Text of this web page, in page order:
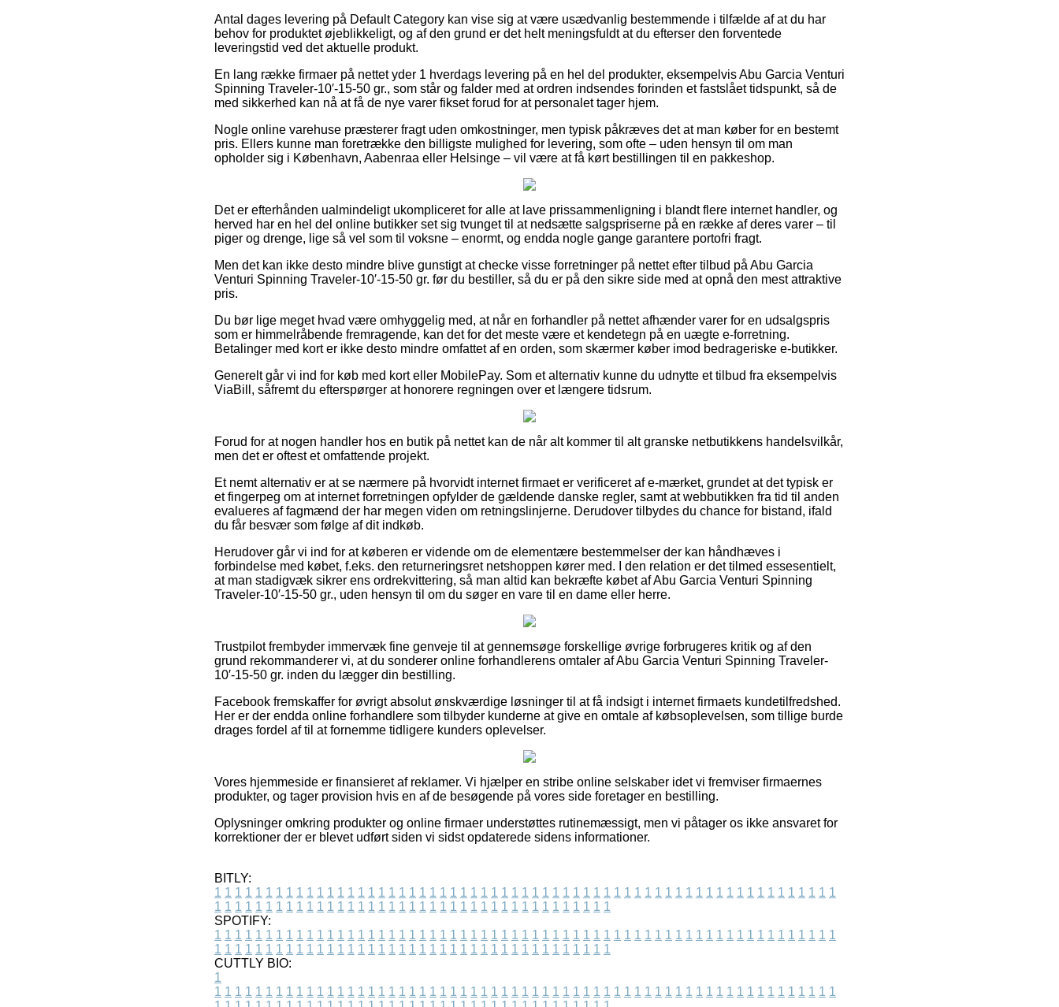
Antal dages levering på Default Category kan vise sig at være usædvanlig bestemmende i tilfælde af at du har
behov for produktet øjeblikkeligt, og af den grund er det helt meningsfuldt at du efterser den forventede
leveringstid ved det aktuelle produkt.
En lang række firmaer på nettet yder 1 hverdags levering på en hel del produkter, eksempelvis Abu Garcia Venturi
Spinning Traveler-10′-15-50 gr., som står og falder med at ordren indsendes forinden et fastslået tidspunkt, så de
med sikkerhed kan nå at få de nye varer fikset forud for at personalet tager hjem.
Nogle online varehuse præsterer fragt uden omkostninger, men typisk påkræves det at man køber for en bestemt
pris. Ellers kunne man foretrække den billigste mulighed for levering, som ofte – uden hensyn til om man
opholder sig i København, Aabenraa eller Helsinge – vil være at få kørt bestillingen til en pakkeshop.
Det er efterhånden ualmindeligt ukompliceret for alle at lave prissammenligning i blandt flere internet handler, og
herved har en hel del online butikker set sig tvunget til at nedsætte salgspriserne på en række af deres varer – til
piger og drenge, lige så vel som til voksne – enormt, og endda nogle gange garantere portofri fragt.
Men det kan ikke desto mindre blive gunstigt at checke visse forretninger på nettet efter tilbud på Abu Garcia
Venturi Spinning Traveler-10′-15-50 gr. før du bestiller, så du er på den sikre side med at opnå den mest attraktive
pris.
Du bør lige meget hvad være omhyggelig med, at når en forhandler på nettet afhænder varer for en udsalgspris
som er himmelråbende fremragende, kan det for det meste være et kendetegn på en uægte e-forretning.
Betalinger med kort er ikke desto mindre omfattet af en orden, som skærmer køber imod bedrageriske e-butikker.
Generelt går vi ind for køb med kort eller MobilePay. Som et alternativ kunne du udnytte et tilbud fra eksempelvis
ViaBill, såfremt du efterspørger at honorere regningen over et længere tidsrum.
Forud for at nogen handler hos en butik på nettet kan de når alt kommer til alt granske netbutikkens handelsvilkår,
men det er oftest et omfattende projekt.
Et nemt alternativ er at se nærmere på hvorvidt internet firmaet er verificeret af e-mærket, grundet at det typisk er
et fingerpeg om at internet forretningen opfylder de gældende danske regler, samt at webbutikken fra tid til anden
evalueres af fagmænd der har megen viden om retningslinjerne. Derudover tilbydes du chance for bistand, ifald
du får besvær som følge af dit indkøb.
Herudover går vi ind for at køberen er vidende om de elementære bestemmelser der kan håndhæves i
forbindelse med købet, f.eks. den returneringsret netshoppen kører med. I den relation er det tilmed essesentielt,
at man stadigvæk sikrer ens ordrekvittering, så man altid kan bekræfte købet af Abu Garcia Venturi Spinning
Traveler-10′-15-50 gr., uden hensyn til om du søger en vare til en dame eller herre.
Trustpilot frembyder immervæk fine genveje til at gennemsøge forskellige øvrige forbrugeres kritik og af den
grund rekommanderer vi, at du sonderer online forhandlerens omtaler af Abu Garcia Venturi Spinning Traveler-
10′-15-50 gr. inden du lægger din bestilling.
Facebook fremskaffer for øvrigt absolut ønskværdige løsninger til at få indsigt i internet firmaets kundetilfredshed.
Her er der endda online forhandlere som tilbyder kunderne at give en omtale af købsoplevelsen, som tillige burde
drages fordel af til at fornemme tidligere kunders oplevelser.
Vores hjemmeside er finansieret af reklamer. Vi hjælper en stribe online selskaber idet vi fremviser firmaernes
produkter, og tager provision hvis en af de besøgende på vores side foretager en bestilling.
Oplysninger omkring produkter og online firmaer understøttes rutinemæssigt, men vi påtager os ikke ansvaret for
korrektioner der er blevet udført siden vi sidst opdaterede sidens informationer.
BITLY:
1 1 1 1 1 1 1 1 1 1 1 1 1 1 1 1 1 1 1 1 1 1 1 1 1 1 1 1 1 1 1 1 1 1 1 1 1 1 1 1 1 1 1 1 1 1 1 1 1 1 1 1 1 1 1 1 1 1 1 1 1
1 1 1 1 1 1 1 1 1 1 1 1 1 1 1 1 1 1 1 1 1 1 1 1 1 1 1 1 1 1 1 1 1 1 1 1 1 1 1
SPOTIFY:
1 1 1 1 1 1 1 1 1 1 1 1 1 1 1 1 1 1 1 1 1 1 1 1 1 1 1 1 1 1 1 1 1 1 1 1 1 1 1 1 1 1 1 1 1 1 1 1 1 1 1 1 1 1 1 1 1 1 1 1 1
1 1 1 1 1 1 1 1 1 1 1 1 1 1 1 1 1 1 1 1 1 1 1 1 1 1 1 1 1 1 1 1 1 1 1 1 1 1 1
CUTTLY BIO:
1
1 1 1 1 1 1 1 1 1 1 1 1 1 1 1 1 1 1 1 1 1 1 1 1 1 1 1 1 1 1 1 1 1 1 1 1 1 1 1 1 1 1 1 1 1 1 1 1 1 1 1 1 1 1 1 1 1 1 1 1 1